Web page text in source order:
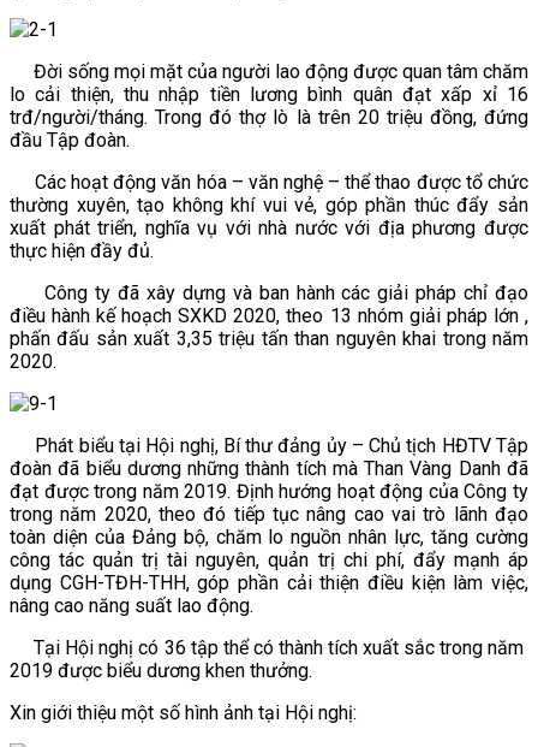
Đời sống mọi mặt của người lao động được quan tâm chăm
lo cải thiện, thu nhập tiền lương bình quân đạt xấp xỉ 16
trđ/người/tháng. Trong đó thợ lò là trên 20 triệu đồng, đứng
đầu Tập đoàn.
Các hoạt động văn hóa – văn nghệ – thể thao được tổ chức
thường xuyên, tạo không khí vui vẻ, góp phần thúc đẩy sản
xuất phát triển, nghĩa vụ với nhà nước với địa phương được
thực hiện đầy đủ.
Công ty đã xây dựng và ban hành các giải pháp chỉ đạo
điều hành kế hoạch SXKD 2020, theo 13 nhóm giải pháp lớn ,
phấn đấu sản xuất 3,35 triệu tấn than nguyên khai trong năm
2020.
Phát biểu tại Hội nghị, Bí thư đảng ủy – Chủ tịch HĐTV Tập
đoàn đã biểu dương những thành tích mà Than Vàng Danh đã
đạt được trong năm 2019. Định hướng hoạt động của Công ty
trong năm 2020, theo đó tiếp tục nâng cao vai trò lãnh đạo
toàn diện của Đảng bộ, chăm lo nguồn nhân lực, tăng cường
công tác quản trị tài nguyên, quản trị chi phí, đẩy mạnh áp
dụng CGH-TĐH-THH, góp phần cải thiện điều kiện làm việc,
nâng cao năng suất lao động.
Tại Hội nghị có 36 tập thể có thành tích xuất sắc trong năm
2019 được biểu dương khen thưởng.
Xin giới thiệu một số hình ảnh tại Hội nghị: